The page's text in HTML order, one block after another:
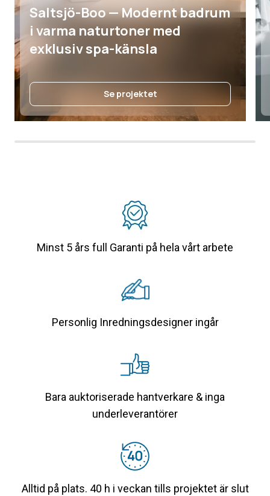
Saltsjö-Boo — Modernt badrum
i varma naturtoner med
exklusiv spa-känsla
Se projektet
Minst 5 års full Garanti på hela vårt arbete
Personlig Inredningsdesigner ingår
Bara auktoriserade hantverkare & inga
underleverantörer
Alltid på plats. 40 h i veckan tills projektet är slut